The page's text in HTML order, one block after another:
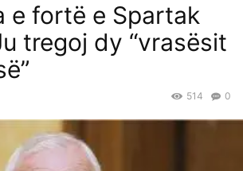
e fortë e Spartak
tregoj dy “vrasësit
0
514